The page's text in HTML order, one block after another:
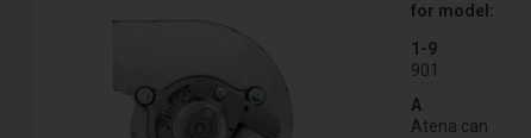
for model:
1-9
901
A
Atena can